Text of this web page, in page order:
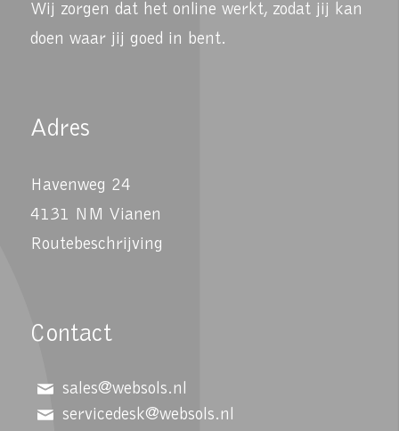
Wij zorgen dat het online werkt, zodat jij kan
doen waar jij goed in bent.
Adres
Havenweg 24
4131 NM Vianen
Routebeschrijving
Contact
sales@websols.nl
servicedesk@websols.nl